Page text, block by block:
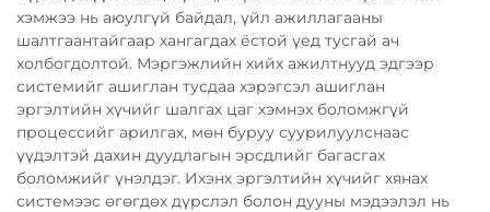
хэмжээ нь аюулгүй байдал, үйл ажиллагааны
шалтгаантайгаар хангагдах ёстой үед тусгай ач
холбогдолтой. Мэргэжлийн хийх ажилтнууд эдгээр
системийг ашиглан тусдаа хэрэгсэл ашиглан
эргэлтийн хүчийг шалгах цаг хэмнэх боломжгүй
процессийг арилгах, мөн буруу суурилуулснаас
үүдэлтэй дахин дуудлагын эрсдлийг багасгах
боломжийг үнэлдэг. Ихэнх эргэлтийн хүчийг хянах
системээс өгөгдөх дүрслэл болон дууны мэдээлэл нь